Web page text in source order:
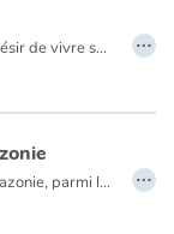
Un matin, un jeune loup plein du désir de vivre sa vie et de trouver un ami quitte la meute. Mais partout dans la forêt, on pense qu’un loup est un loup, gourmand, effrayant et imprévisible. Aussi, tous les animaux le craignent et l’évitent. Même lorsque, tombé à l’eau, il court le plus grand des dangers et crie à l’aide. C’est alors qu’une main lui porte secours, la main d’un enfant…
…
Dans l’immensité de la forêt d’Amazonie, parmi les tapirs, les jaguars et bien d’autres animaux colorés, vit Loddy, un petit colibri bien futé. Mais, un jour surgissent les hommes et leurs bulldozers, détruisant tout sur leur passage. Le conseil des animaux doit organiser la riposte ! Grâce à quelle ruse la forêt sera-t-elle préservée ? Loddy a une idée… …